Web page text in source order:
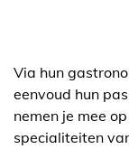
Via hun
eenvoud hun
nemen je mee
specialiteiten